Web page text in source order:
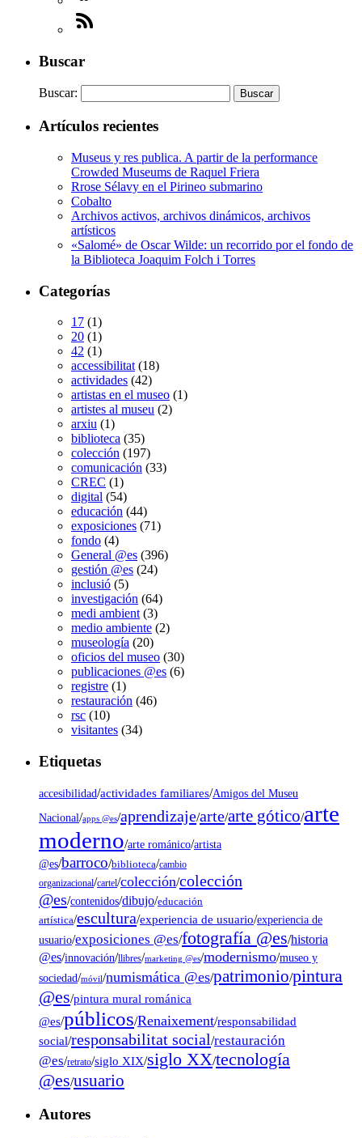
Buscar
Buscar:
Artículos recientes
Museus y res publica. A partir de la performance
Crowded Museums de Raquel Friera
Rrose Sélavy en el Pirineo submarino
Cobalto
Archivos activos, archivos dinámicos, archivos
artísticos
«Salomé» de Oscar Wilde: un recorrido por el fondo de
la Biblioteca Joaquim Folch i Torres
Categorías
17 (1)
20 (1)
42 (1)
accessibilitat (18)
actividades (42)
artistas en el museo (1)
artistes al museu (2)
arxiu (1)
biblioteca (35)
colección (197)
comunicación (33)
CREC (1)
digital (54)
educación (44)
exposiciones (71)
fondo (4)
General @es (396)
gestión @es (24)
inclusió (5)
investigación (64)
medi ambient (3)
medio ambiente (2)
museología (20)
oficios del museo (30)
publicaciones @es (6)
registre (1)
restauración (46)
rsc (10)
visitantes (34)
Etiquetas
accesibilidad/actividades familiares/Amigos del Museu
Nacional/apps @es/aprendizaje/arte/arte gótico/arte
moderno/arte románico/artista
@es/barroco/biblioteca/cambio
organizacional/cartel/colección/colección
@es/contenidos/dibujo/educación
artística/escultura/experiencia de usuario/experiencia de
usuario/exposiciones @es/fotografía @es/historia
@es/innovación/llibres/marketing @es/modernismo/museo y
sociedad/móvil/numismática @es/patrimonio/pintura
@es/pintura mural románica
@es/públicos/Renaixement/responsabilidad
social/responsabilitat social/restauración
@es/retrato/siglo XIX/siglo XX/tecnología
@es/usuario
Autores